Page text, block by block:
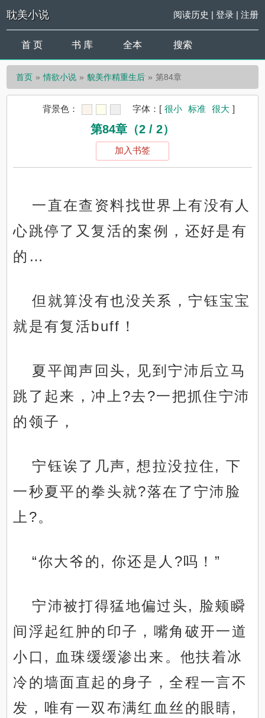
耽美小说 阅读历史 | 登录| 注册
首 页 书 库 全本 搜索
首页 情欲小说 貌美作精重生后 第84章
背景色： 字体： [ 很小 标准 很大 ]
第84章（2 / 2）
加入书签
一直在查资料找世界上有没有人
心跳停了又复活的案例，还好是有
的…
但就算没有也没关系，宁钰宝宝
就是有复活buff！
夏平闻声回头, 见到宁沛后立马
跳了起来，冲上?去?一把抓住宁沛
的领子，
宁钰诶了几声, 想拉没拉住, 下
一秒夏平的拳头就?落在了宁沛脸
上?。
“你大爷的, 你还是人?吗！”
宁沛被打得猛地偏过头, 脸颊瞬
间浮起红肿的印子，嘴角破开一道
小口, 血珠缓缓渗出来。他扶着冰
冷的墙面直起的身子，全程一言不
发，唯有一双布满红血丝的眼睛,